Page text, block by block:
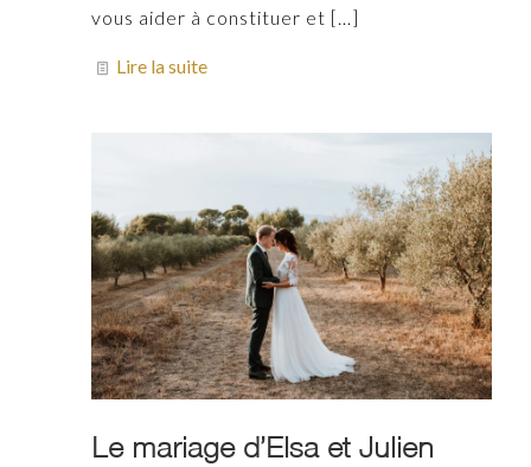
vous aider à constituer et […]
Lire la suite
Le mariage d’Elsa et Julien